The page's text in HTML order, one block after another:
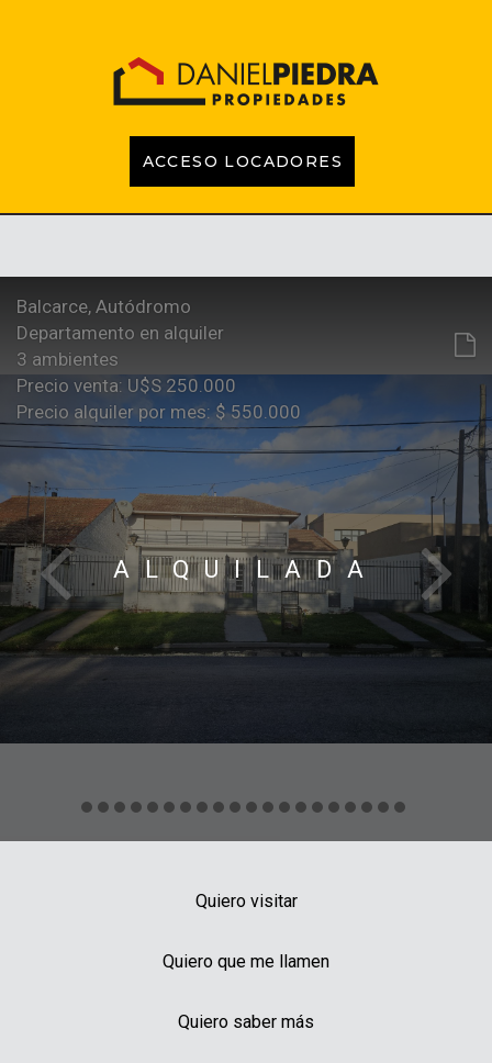
ACCESO LOCADORES
EMPRENDIMIENTOS
TASACIONES
CONTACTO
LOCADORES